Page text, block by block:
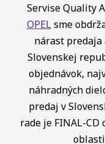
Servise Quality
OPELsme
nárast predaja
Slovenskej
objednávok,
náhradných
predaj v
rade je FINAL-